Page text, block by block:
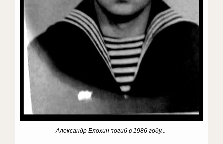
Александр Елохин погиб в 1986 году...